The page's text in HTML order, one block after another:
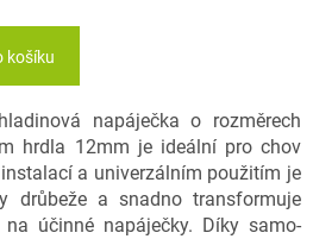
košíku
napáječka o rozměrech
hrdla 12mm je ideální pro chov
a univerzálním použitím je
drůbeže a snadno transformuje
účinné napáječky. Díky samo-